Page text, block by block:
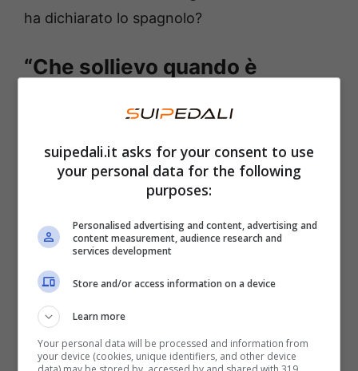
ha dichiarato lo spagnolo?
“Che sollievo quando è
nessuno si aspettava
La gara in Malesia è stata caratterizzata da
forti tensioni e da rischi. A vincere è stato
Pecco Bagnaia , che sta rincorrendo Jorge
Martin alla vittoria del Mondiale. Il Gran
Premio sarà però ricordato anche per la
rovinosa caduta
Marc Marquez, caduto al settimo giro mentre
stava cercando di superare proprio Martin.
suipedali.it asks for your consent to use
your personal data for the following
purposes:
Personalised advertising and content, advertising and
content measurement, audience research and
services development
Store and/or access information on a device
Learn more
Your personal data will be processed and information from
your device (cookies, unique identifiers, and other device